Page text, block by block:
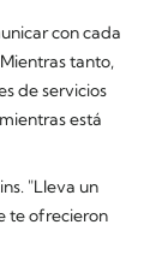
con cada
tanto,
de servicios
está
"Lleva un
te ofrecieron